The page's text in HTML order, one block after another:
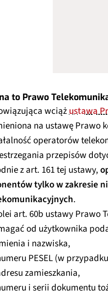
to Prawo
wciążustawa
na ustawę Prawo
operatorów
przepisów
z art. 161 tej ustawy,
tylko w zakresie
.
art. 60b ustawy Prawo
od użytkownika
i nazwiska,
PESEL (w
zamieszkania,
i serii dokumentu